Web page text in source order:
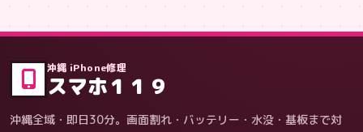
症状・内容から
沖縄 iPhone修理
スマホ１１９
沖縄全域・即日30分。画面割れ・バッテリー・水没・基板まで対